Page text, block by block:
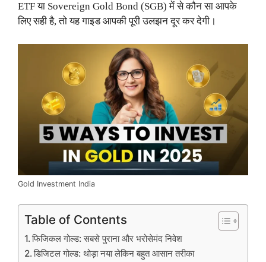
ETF या Sovereign Gold Bond (SGB) में से कौन सा आपके
लिए सही है, तो यह गाइड आपकी पूरी उलझन दूर कर देगी।
Gold Investment India
Table of Contents
फिजिकल गोल्ड: सबसे पुराना और भरोसेमंद निवेश
डिजिटल गोल्ड: थोड़ा नया लेकिन बहुत आसान तरीका